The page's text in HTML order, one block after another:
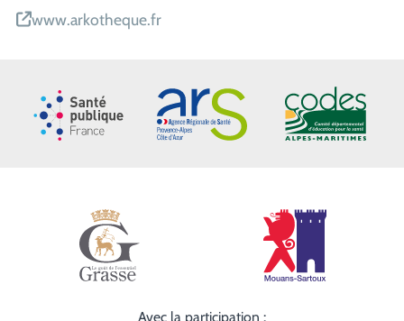
www.arkotheque.fr
Santé publique FranceARS Paca CoDES 06
Ville de Grasse Ville de
Avec la participation :